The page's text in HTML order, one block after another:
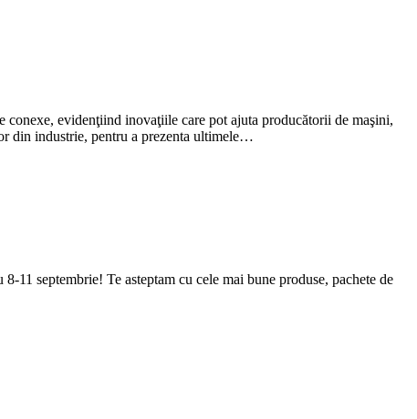
conexe, evidenţiind inovaţiile care pot ajuta producătorii de maşini,
din industrie, pentru a prezenta ultimele…
septembrie! Te asteptam cu cele mai bune produse, pachete de